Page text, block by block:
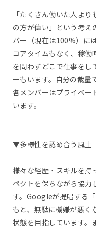
「たくさん働いた人よ
の方が偉い」という考え
バー（現在は100%）に
コアタイムもなく、稼働
を問わずどこで仕事をし
ーもいます。自分の裁量
各メンバーはプライベー
います。
▼多様性を認め合う風土
様々な経歴・スキルを持
ペクトを保ちながら協力
す。Googleが提唱する
もと、無駄に機嫌が悪く
状態を目指しています。